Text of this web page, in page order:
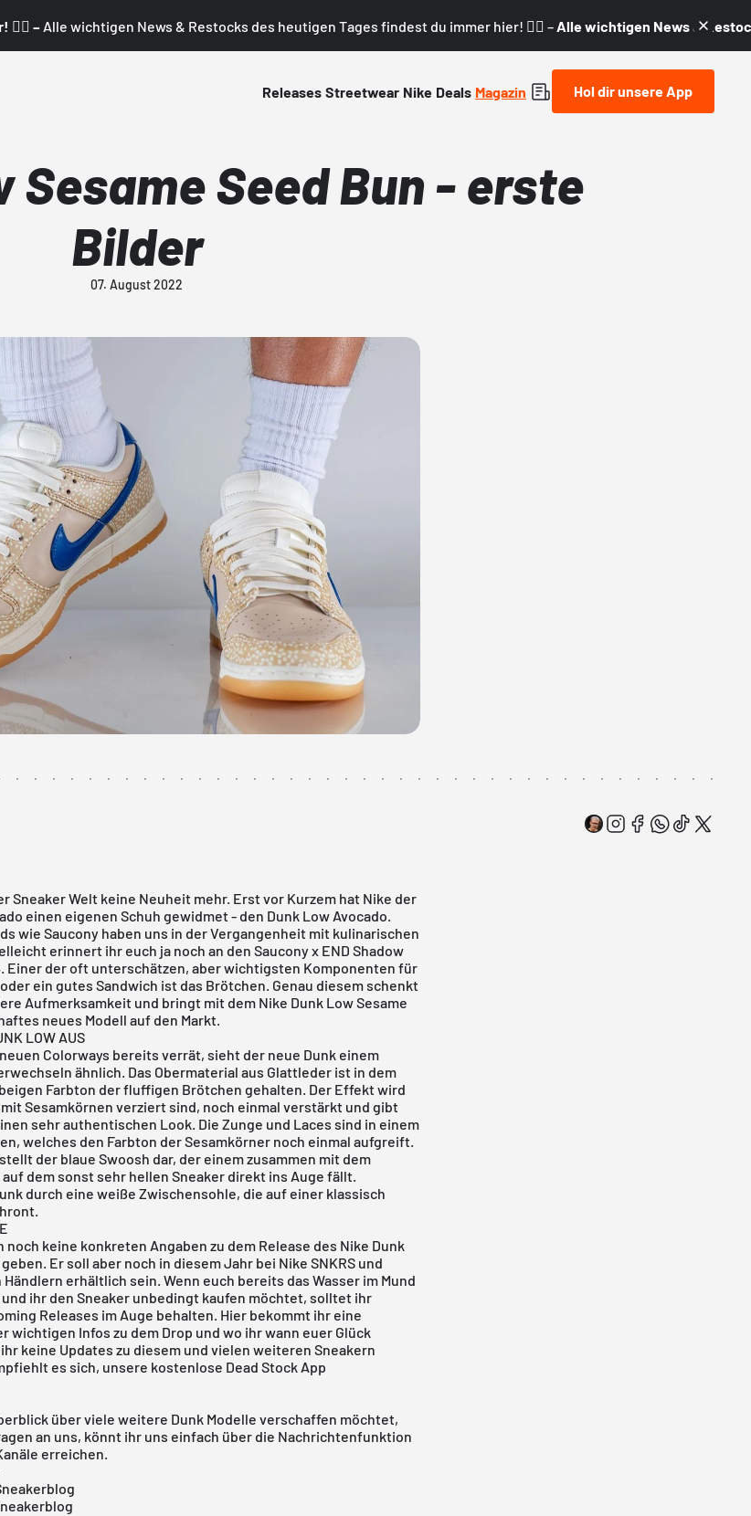
– Alle wichtigen News & Restocks des heutigen Tages findest du immer hier! 👇🏼 – Alle wichtigen News &
Releases Streetwear Nike Deals Magazin Hol dir unsere App
Sesame Seed Bun - erste
Bilder
07. August 2022
Sneaker Welt keine Neuheit mehr. Erst vor Kurzem hat Nike der
einen eigenen Schuh gewidmet - den Dunk Low Avocado.
wie Saucony haben uns in der Vergangenheit mit kulinarischen
erinnert ihr euch ja noch an den Saucony x END Shadow
Einer der oft unterschätzen, aber wichtigsten Komponenten für
ein gutes Sandwich ist das Brötchen. Genau diesem schenkt
Aufmerksamkeit und bringt mit dem Nike Dunk Low Sesame
neues Modell auf den Markt.
LOW AUS
Colorways bereits verrät, sieht der neue Dunk einem
ähnlich. Das Obermaterial aus Glattleder ist in dem
Farbton der fluffigen Brötchen gehalten. Der Effekt wird
Sesamkörnen verziert sind, noch einmal verstärkt und gibt
sehr authentischen Look. Die Zunge und Laces sind in einem
welches den Farbton der Sesamkörner noch einmal aufgreift.
der blaue Swoosh dar, der einem zusammen mit dem
dem sonst sehr hellen Sneaker direkt ins Auge fällt.
durch eine weiße Zwischensohle, die auf einer klassisch
keine konkreten Angaben zu dem Release des Nike Dunk
Er soll aber noch in diesem Jahr bei Nike SNKRSund
erhältlich sein. Wenn euch bereits das Wasser im Mund
ihr den Sneaker unbedingt kaufen möchtet, solltet ihr
Releases im Auge behalten. Hier bekommt ihr eine
wichtigen Infos zu dem Drop und wo ihr wann euer Glück
keine Updates zu diesem und vielen weiteren Sneakern
es sich, unsere kostenlose Dead Stock App
über viele weitere Dunk Modelle verschaffen möchtet,
an uns, könnt ihr uns einfach über die Nachrichtenfunktion
erreichen.